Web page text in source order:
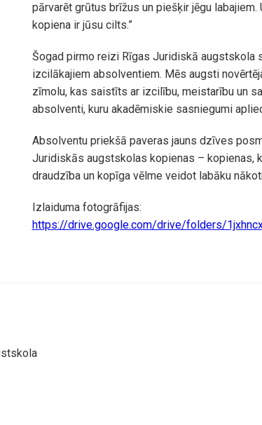
pārvarēt grūtus brīžus un piešķir jēgu
kopiena ir jūsu cilts.”
Šogad pirmo reizi Rīgas Juridiskā augstskola
izcilākajiem absolventiem. Mēs augsti
zīmolu, kas saistīts ar izcilību, meistarību un
absolventi, kuru akadēmiskie sasniegumi
Absolventu priekšā paveras jauns dzīves
Juridiskās augstskolas kopienas – kopienas,
draudzība un kopīga vēlme veidot labāku
Izlaiduma fotogrāfijas:
https://drive.google.com/drive/folders/